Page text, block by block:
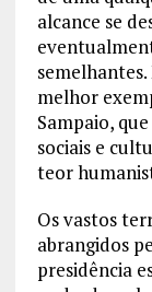
alcance se
melhor
Sampaio,
sociais e
teor
Os vastos
abrangidos
presidência